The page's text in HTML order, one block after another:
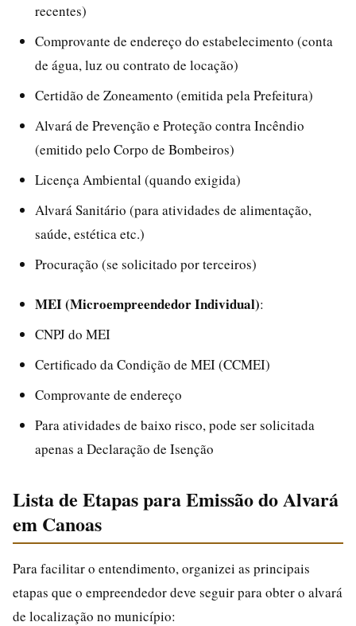
recentes)
Comprovante de endereço do estabelecimento (conta
de água, luz ou contrato de locação)
Certidão de Zoneamento (emitida pela Prefeitura)
Alvará de Prevenção e Proteção contra Incêndio
(emitido pelo Corpo de Bombeiros)
Licença Ambiental (quando exigida)
Alvará Sanitário (para atividades de alimentação,
saúde, estética etc.)
Procuração (se solicitado por terceiros)
MEI (Microempreendedor Individual):
CNPJ do MEI
Certificado da Condição de MEI (CCMEI)
Comprovante de endereço
Para atividades de baixo risco, pode ser solicitada
apenas a Declaração de Isenção
Lista de Etapas para Emissão do Alvará
em Canoas
Para facilitar o entendimento, organizei as principais
etapas que o empreendedor deve seguir para obter o alvará
de localização no município: